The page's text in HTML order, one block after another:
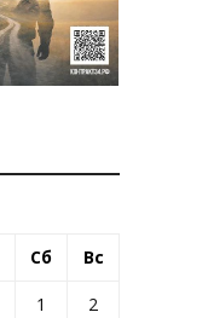
Сб Вс
1
2